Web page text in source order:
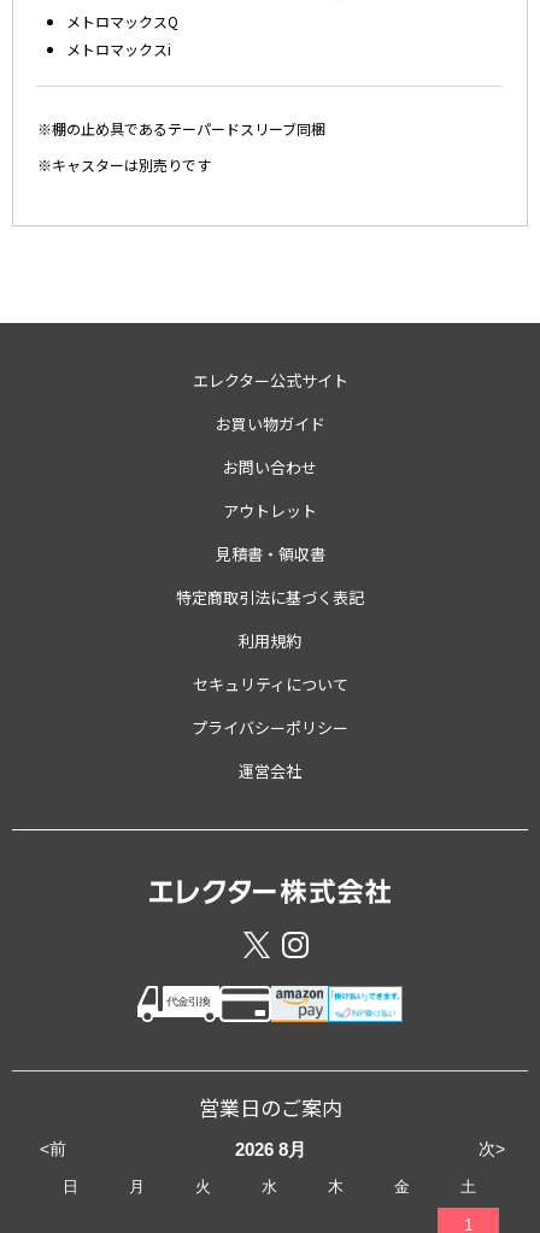
メトロマックスQ
メトロマックスi
※棚の止め具であるテーパードスリーブ同梱
※キャスターは別売りです
エレクター公式サイト
お買い物ガイド
お問い合わせ
アウトレット
見積書・領収書
特定商取引法に基づく表記
利用規約
セキュリティについて
プライバシーポリシー
運営会社
営業日のご案内
<前 次>
2026 8月
日 月 火 水 木 金 土
1